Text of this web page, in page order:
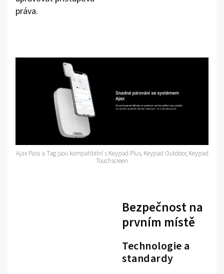
práva.
Ajax Pass a Tag jsou kompatibilní s Keypad Plus, Keypad Outdoor, Keypad
Touchscreen
Bezpečnost na
prvním místě
Technologie a
standardy